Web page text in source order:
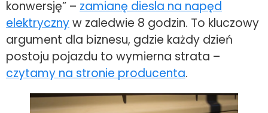
konwersję” – zamianę diesla na napęd
elektrycznyw zaledwie 8 godzin. To kluczowy
argument dla biznesu, gdzie każdy dzień
postoju pojazdu to wymierna strata –
czytamy na stronie producenta.